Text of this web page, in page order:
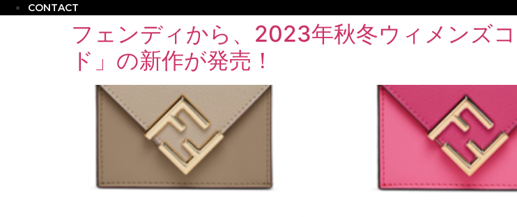
CONTACT
フェンディから、2023年秋冬ウィメンズ
ド」の新作が発売！